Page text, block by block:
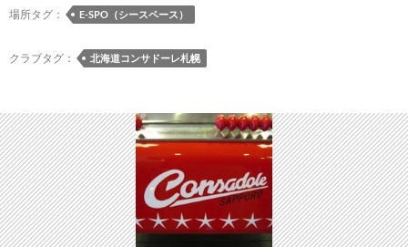
設
の
フ
ォ
ー
ム
型
キ
場所タグ： E-SPO（シースペース）
クラブタグ： 北海道コンサドーレ札幌